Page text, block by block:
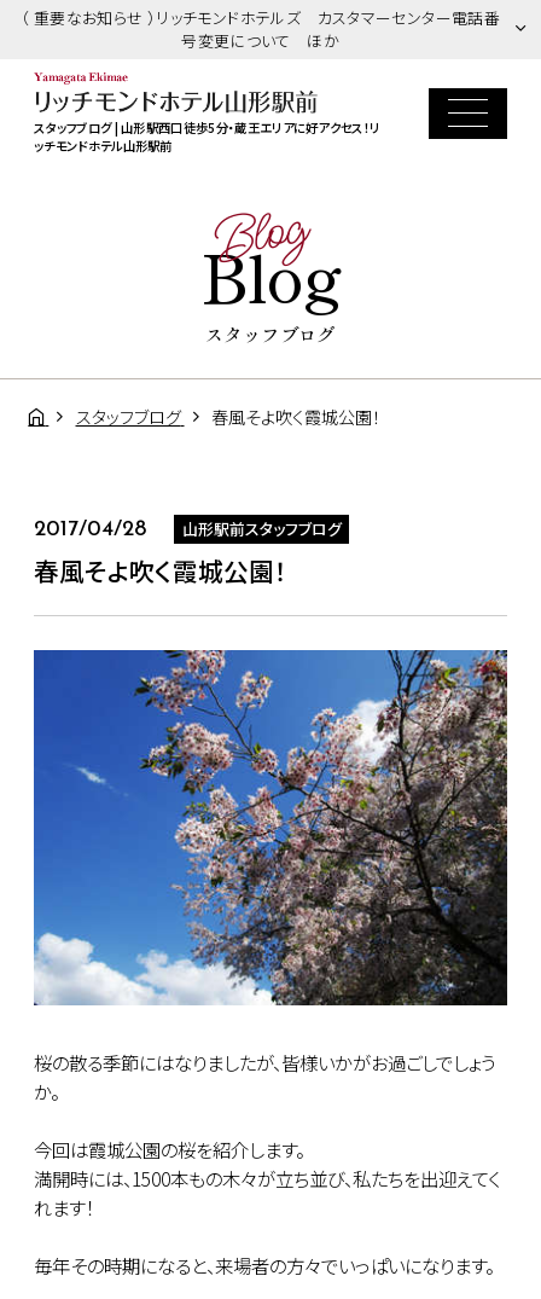
（ 重要なお知らせ ）リッチモンドホテルズ カスタマーセンター電話番
号変更について ほか
スタッフブログ | 山形駅西口徒歩5分・蔵王エリアに好アクセス！リ
ッチモンドホテル山形駅前
Blog
Blog
スタッフブログ
スタッフブログ 春風そよ吹く霞城公園！
2017/04/28 山形駅前スタッフブログ
春風そよ吹く霞城公園！
桜の散る季節にはなりましたが、皆様いかがお過ごしでしょう
か。
今回は霞城公園の桜を紹介します。
満開時には、1500本もの木々が立ち並び、私たちを出迎えてく
れます！
毎年その時期になると、来場者の方々でいっぱいになります。